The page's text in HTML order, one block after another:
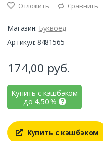
Отложить Сравнить
Магазин: Буквоед
Артикул: 8481565
174,00 руб.
Купить с кэшбэком
до 4,50%
Купить с кэшбэком